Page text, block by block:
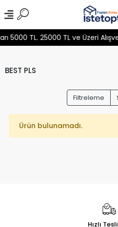
5000 TL. 25000 TL ve Üzeri
BEST PLS
Filtreleme
Ürün bulunamadı.
Hızlı